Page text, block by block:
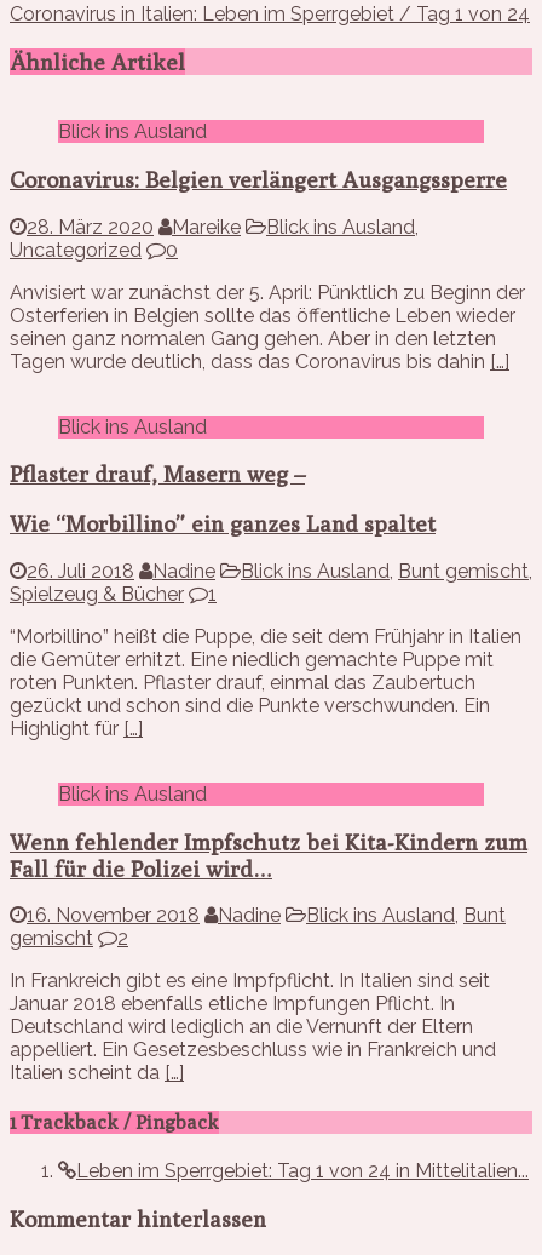
Coronavirus in Italien: Leben im Sperrgebiet / Tag 1 von 24
Ähnliche Artikel
Blick ins Ausland
Coronavirus: Belgien verlängert Ausgangssperre
28. März 2020 Mareike Blick ins Ausland
Uncategorized
0
Anvisiert war zunächst der 5. April: Pünktlich zu Beginn der
Osterferien in Belgien sollte das öffentliche Leben wieder
seinen ganz normalen Gang gehen. Aber in den letzten
Tagen wurde deutlich, dass das Coronavirus bis dahin […]
Blick ins Ausland
Pflaster drauf, Masern weg –
Wie “Morbillino” ein ganzes Land spaltet
26. Juli 2018 Nadine Blick ins Ausland, Bunt gemischt,
Spielzeug & Bücher
1
“Morbillino” heißt die Puppe, die seit dem Frühjahr in Italien
die Gemüter erhitzt. Eine niedlich gemachte Puppe mit
roten Punkten. Pflaster drauf, einmal das Zaubertuch
gezückt und schon sind die Punkte verschwunden. Ein
Highlight für […]
Blick ins Ausland
Wenn fehlender Impfschutz bei Kita-Kindern zum
Fall für die Polizei wird…
16. November 2018 Nadine Blick ins Ausland, Bunt
gemischt
2
In Frankreich gibt es eine Impfpflicht. In Italien sind seit
Januar 2018 ebenfalls etliche Impfungen Pflicht. In
Deutschland wird lediglich an die Vernunft der Eltern
appelliert. Ein Gesetzesbeschluss wie in Frankreich und
Italien scheint da […]
1 Trackback / Pingback
Leben im Sperrgebiet: Tag 1 von 24 in Mittelitalien...
Kommentar hinterlassen